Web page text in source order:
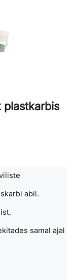
plastkarbis
abil.
samal ajal